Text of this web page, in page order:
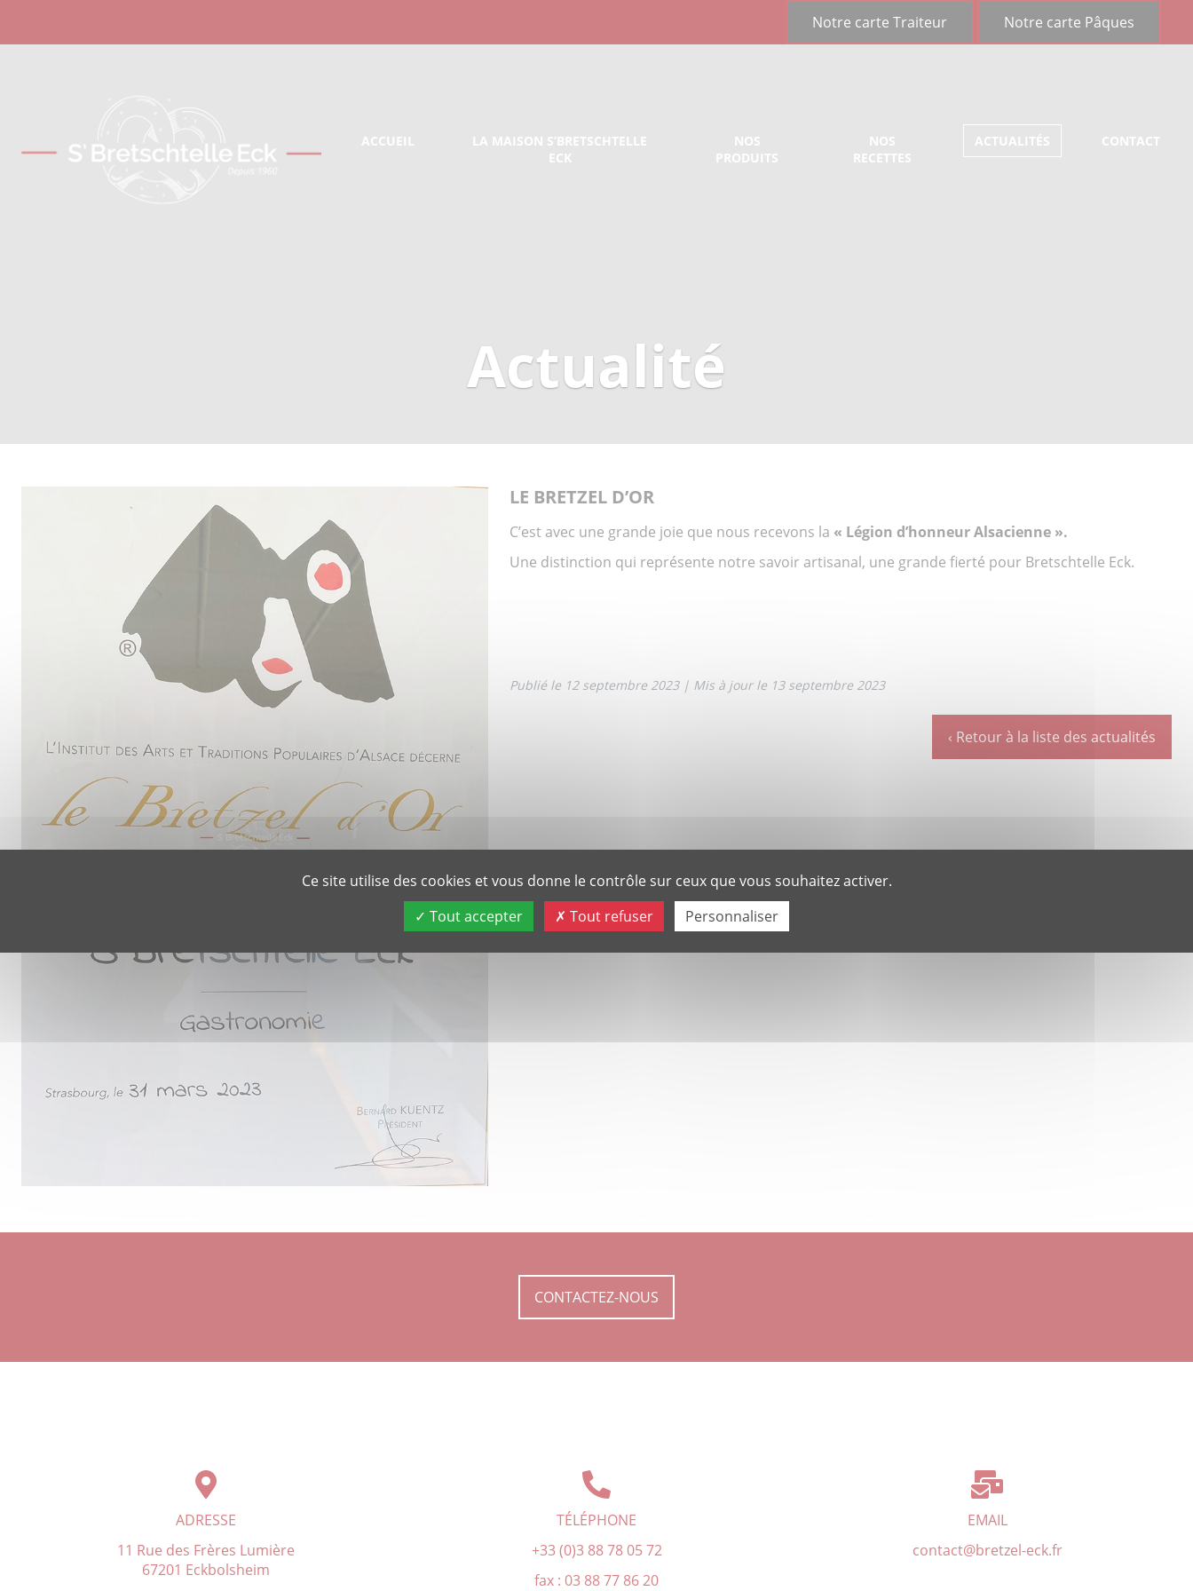
Notre carte Traiteur Notre carte Pâques
ACCUEIL
LA MAISON S’BRETSCHTELLE
ECK
NOS
PRODUITS
NOS
RECETTES
ACTUALITÉS CONTACT
Actualité
LE BRETZEL D’OR
C’est avec une grande joie que nous recevons la « Légion d’honneur Alsacienne ».
Une distinction qui représente notre savoir artisanal, une grande fierté pour Bretschtelle Eck.
Publié le 12 septembre 2023 | Mis à jour le 13 septembre 2023
‹ Retour à la liste des actualités
CONTACTEZ-NOUS
ADRESSE
11 Rue des Frères Lumière
67201 Eckbolsheim
TÉLÉPHONE
+33 (0)3 88 78 05 72
fax : 03 88 77 86 20
EMAIL
contact@bretzel-eck.fr
Ce site utilise des cookies et vous donne le contrôle sur ceux que vous souhaitez activer.
Tout accepter
Tout refuser Personnaliser